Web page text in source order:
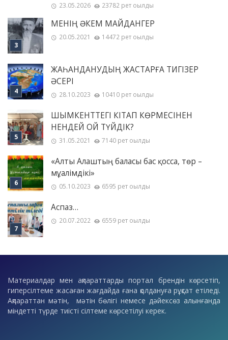
23.05.2026 23782 рет оқылды
МЕНІҢ ƏКЕМ МАЙДАНГЕР
20.05.2021 14472 рет оқылды
ЖАҺАНДАНУДЫҢ ЖАСТАРҒА ТИГІЗЕР
ӘСЕРІ
28.10.2023 10410 рет оқылды
ШЫМКЕНТТЕГІ КІТАП КӨРМЕСІНЕН
НЕНДЕЙ ОЙ ТҮЙДІК?
31.05.2021 7140 рет оқылды
«Алты Алаштың баласы бас қосса, төр –
мұғалімдікі»
05.10.2023 6595 рет оқылды
Аспаз…
20.07.2022 6559 рет оқылды
Материалдар мен ақпараттарды портал брендін көрсетіп,
гиперсілтеме жасаған жағдайда ғана қолдануға рұқсат етіледі.
Ақпараттан мәтін, мәтін бөлігі немесе дәйексөз алынғанда
міндетті түрде тиісті сілтеме көрсетілуі керек.